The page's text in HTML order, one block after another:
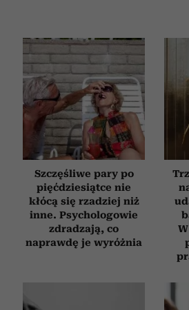
Szczęśliwe pary po
pięćdziesiątce nie
kłócą się rzadziej niż
inne. Psychologowie
zdradzają, co
naprawdę je wyróżnia